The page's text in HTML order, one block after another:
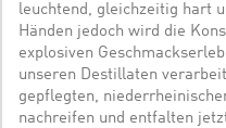
leuchtend, gleichzeitig hart
Händen jedoch wird die
explosiven
unseren Destillaten
gepflegten,
nachreifen und entfalten